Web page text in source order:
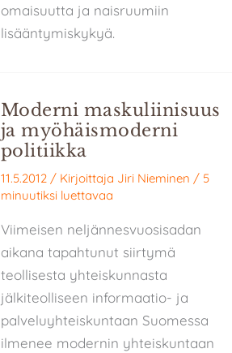
omaisuutta ja naisruumiin
lisääntymiskykyä.
Moderni maskuliinisuus
ja myöhäismoderni
politiikka
11.5.2012 / Kirjoittaja Jiri Nieminen / 5
minuutiksi luettavaa
Viimeisen neljännesvuosisadan
aikana tapahtunut siirtymä
teollisesta yhteiskunnasta
jälkiteolliseen informaatio- ja
palveluyhteiskuntaan Suomessa
ilmenee modernin yhteiskuntaan